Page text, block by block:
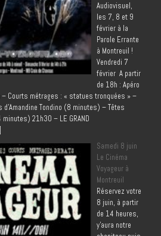
Audiovisuel,
les 7, 8 et 9
février à la
Parole Errante
à Montreuil !
Vendredi 7
février A partir
de 18h : Apéro
Courts métrages : « statues tronquées » –
Tondino (8 minutes) – Têtes
21h30 – LE GRAND
Samedi 8 juin
Le Cinéma
Voyageur à
Montreuil
Réservez votre
8 juin, à partir
de 14 heures,
y’aura notre